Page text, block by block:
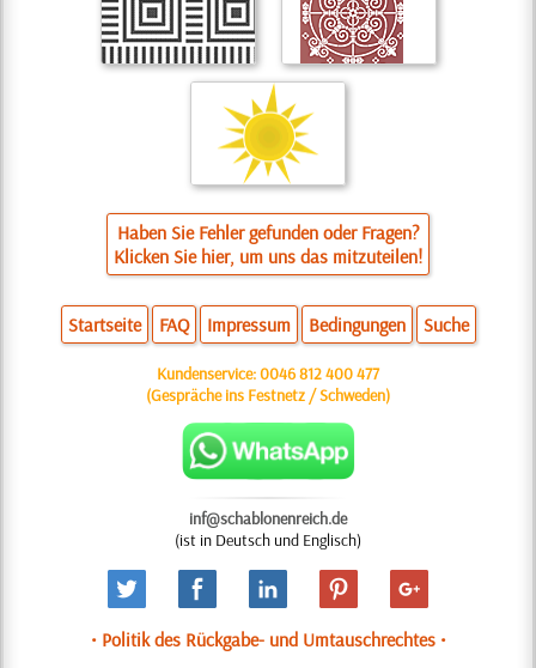
Haben Sie Fehler gefunden oder Fragen?
Klicken Sie hier, um uns das mitzuteilen!
Startseite FAQ Impressum Bedingungen Suche
Kundenservice:0046 812 400 477
(Gespräche ins Festnetz / Schweden)
inf@schablonenreich.de
(ist in Deutsch und Englisch)
• Politik des Rückgabe- und Umtauschrechtes •